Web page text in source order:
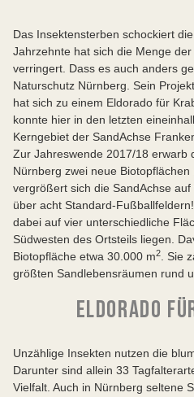
Das Insektensterben schockiert
Jahrzehnte hat sich die Menge
verringert. Dass es auch anders
Naturschutz Nürnberg. Sein
hat sich zu einem Eldorado für
konnte hier in den letzten
Kerngebiet der SandAchse
Zur Jahreswende 2017/18 erwarb
Nürnberg zwei neue Biotopflächen
vergrößert sich die SandAchse auf
über acht Standard-
dabei auf vier unterschiedliche
Südwesten des Ortsteils liegen.
Biotopfläche etwa 30.000 m2
. Sie
größten Sandlebensräumen rund
ELDORADO
Unzählige Insekten nutzen die
Darunter sind allein 33
Vielfalt. Auch in Nürnberg seltene